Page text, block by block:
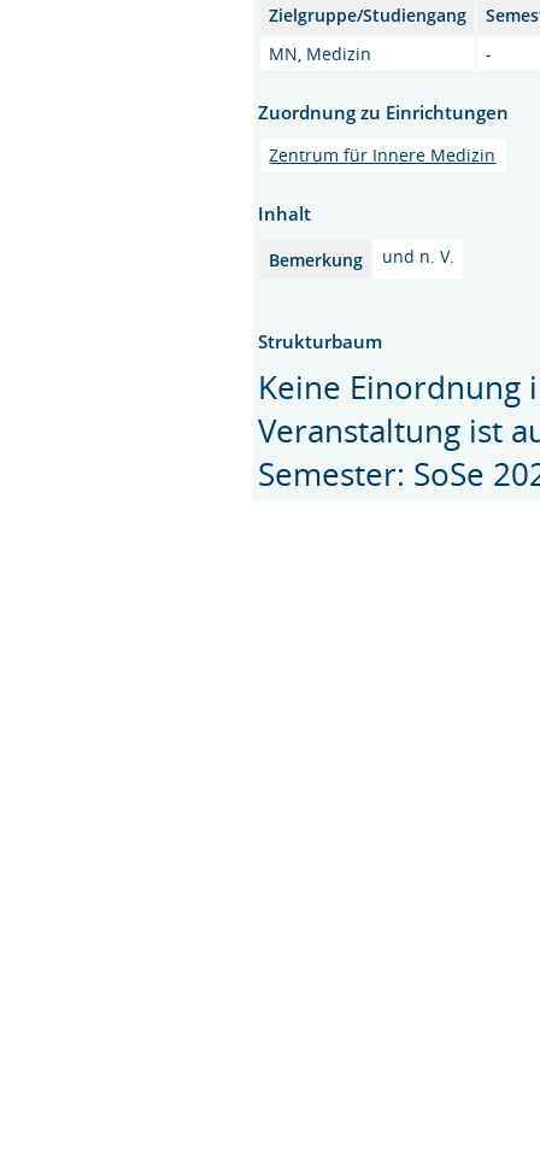
Zielgruppe/Studiengang
MN, Medizin
-
Zuordnung zu Einrichtungen
Zentrum für Innere Medizin
Inhalt
Bemerkung und n. V.
Strukturbaum
Keine Einordnung
Veranstaltung ist
Semester: SoSe